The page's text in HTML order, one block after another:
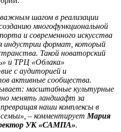
шагом в реализации
многофункциональной
и современного искусства
индустрии формат, который
Такой новаторский
и ТРЦ «Облака»
с аудиторией и
активные сообщества.
масштабные культурные
менять ландшафт за
наши комплексы в
– комментируетМария
УК «САМПА».